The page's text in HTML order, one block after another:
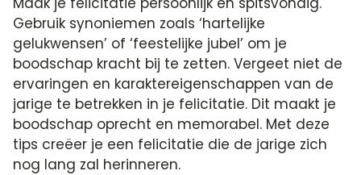
Gebruik synoniemen zoals ‘hartelijke
gelukwensen’ of ‘feestelijke jubel’ om je
boodschap kracht bij te zetten.​ Vergeet niet de
ervaringen en karaktereigenschappen van de
jarige te betrekken in je felicitatie.​ Dit maakt je
boodschap oprecht en memorabel.​ Met deze
tips creëer je een felicitatie die de jarige zich
nog lang zal herinneren.​